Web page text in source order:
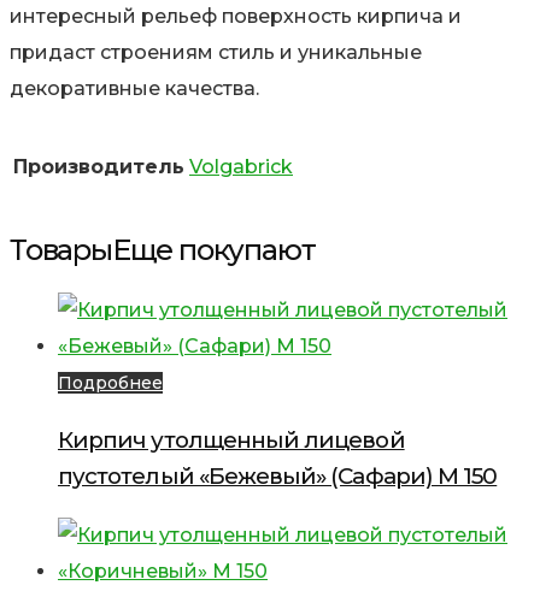
интересный рельеф поверхность кирпича и
придаст строениям стиль и уникальные
декоративные качества.
Производитель Volgabrick
ТоварыЕще покупают
Подробнее
Кирпич утолщенный лицевой
пустотелый «Бежевый» (Сафари) М 150